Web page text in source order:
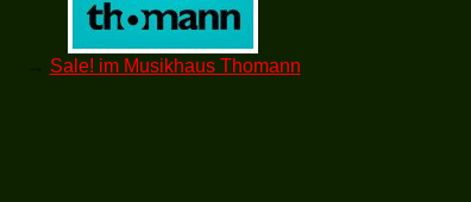
Sale! im Musikhaus Thomann